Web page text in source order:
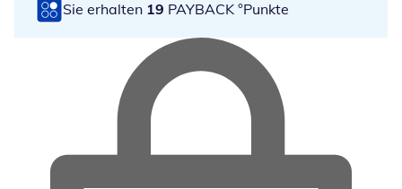
Sie erhalten 19 PAYBACK °Punkte